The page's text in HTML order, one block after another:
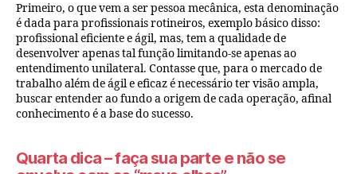
Primeiro, o que vem a ser pessoa mecânica, esta denominação
é dada para profissionais rotineiros, exemplo básico disso:
profissional eficiente e ágil, mas, tem a qualidade de
desenvolver apenas tal função limitando-se apenas ao
entendimento unilateral. Contasse que, para o mercado de
trabalho além de ágil e eficaz é necessário ter visão ampla,
buscar entender ao fundo a origem de cada operação, afinal
conhecimento é a base do sucesso.
Quarta dica– faça sua parte e não se